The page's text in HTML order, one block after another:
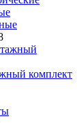
комплект